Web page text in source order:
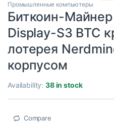
Промышленные компьютеры
Биткоин-
Display-S3 BTC
лотерея
корпусом
Availability:38 in stock
Compare